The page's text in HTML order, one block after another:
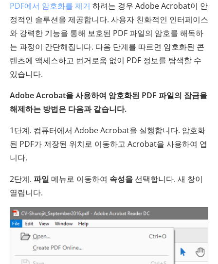
PDF에서 암호화를 제거 하려는 경우 Adobe Acrobat이 안
정적인 솔루션을 제공합니다. 사용자 친화적인 인터페이스
와 강력한 기능을 통해 보호된 PDF 파일의 암호를 해독하
는 과정이 간단해집니다. 다음 단계를 따르면 암호화된 콘
텐츠에 액세스하고 번거로움 없이 PDF 정보를 탐색할 수
있습니다.
Adobe Acrobat을 사용하여 암호화된 PDF 파일의 잠금을
해제하는 방법은 다음과 같습니다.
1단계. 컴퓨터에서 Adobe Acrobat을 실행합니다. 암호화
된 PDF가 저장된 위치로 이동하고 Acrobat을 사용하여 엽
니다.
2단계. 파일 메뉴로 이동하여 속성을 선택합니다. 새 창이
열립니다.